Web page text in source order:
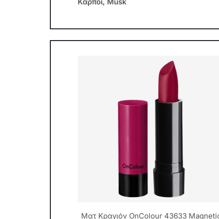
Mατ Κραγιόν OnColour 43633